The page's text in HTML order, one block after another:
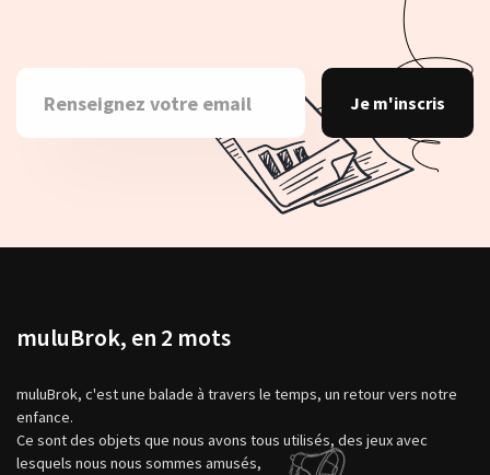
Je m'inscris
muluBrok, en 2 mots
muluBrok, c'est une balade à travers le temps, un retour vers notre
enfance.
Ce sont des objets que nous avons tous utilisés, des jeux avec
lesquels nous nous sommes amusés,